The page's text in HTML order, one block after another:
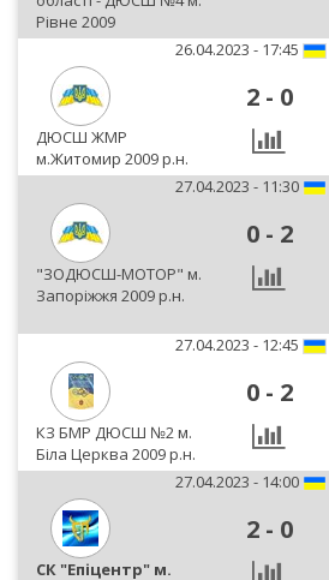
Рівне 2009
26.04.2023 - 17:45
2 - 0
ДЮСШ ЖМР
м.Житомир 2009 р.н.
27.04.2023 - 11:30
0 - 2
"ЗОДЮСШ-МОТОР" м.
Запоріжжя 2009 р.н.
27.04.2023 - 12:45
0 - 2
КЗ БМР ДЮСШ №2 м.
Біла Церква 2009 р.н.
27.04.2023 - 14:00
2 - 0
СК "Епіцентр" м.